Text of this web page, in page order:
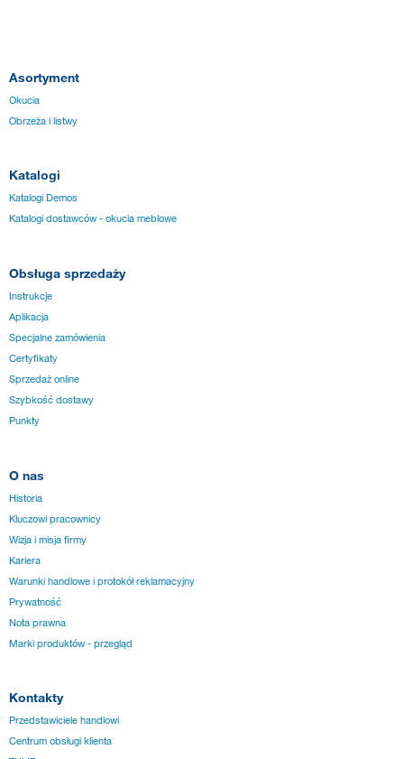
Asortyment
Okucia
Obrzeża i listwy
Katalogi
Katalogi Demos
Katalogi dostawców - okucia meblowe
Obsługa sprzedaży
Instrukcje
Aplikacja
Specjalne zamówienia
Certyfikaty
Sprzedaż online
Szybkość dostawy
Punkty
O nas
Historia
Kluczowi pracownicy
Wizja i misja firmy
Kariera
Warunki handlowe i protokół reklamacyjny
Prywatność
Nota prawna
Marki produktów - przegląd
Kontakty
Przedstawiciele handlowi
Centrum obsługi klienta